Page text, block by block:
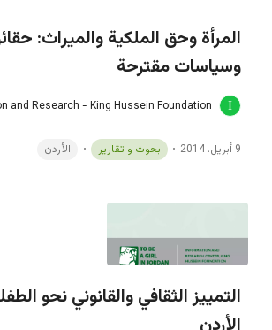
المرأة وحق الملكية والميراث:
وسياسات مقترحة
and Research - King Hussein Foundation
9 أبريل، 2014 بحوث و تقارير الأردن
التمييز الثقافي والقانوني نحو